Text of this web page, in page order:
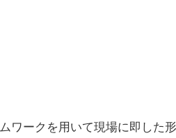
ワークを用いて現場に即した